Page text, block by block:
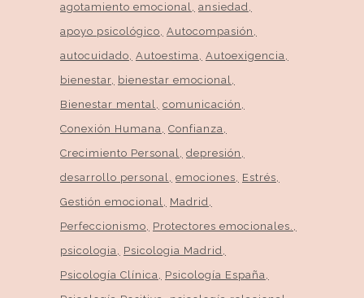
agotamiento emocional ansiedad
apoyo psicológico Autocompasión
autocuidado Autoestima Autoexigencia
bienestar
bienestar emocional
Bienestar mental comunicación
Conexión Humana Confianza
Crecimiento Personal depresión
desarrollo personal emociones
Estrés
Gestión emocional
Madrid
Perfeccionismo
Protectores emocionales.
psicologia
Psicologia Madrid
Psicología Clínica
Psicología España